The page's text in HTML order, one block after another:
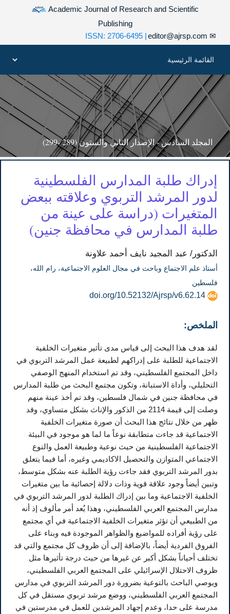
Academic Journal of Research and Scientific
Publishing
✉
المجلد السادس - الإصدار الثاني والستون (289 -299)
إدراك طلبة المدارس الفلسطينية
لدور المرشد التربوي وعلاقته ببعض
المتغيرات (دراسة على عينة من
طلبة المدارس في محافظة جنين)
الدكتور/ عبد المجيد نايف أحمد علاونة
أستاذ علم الاجتماع وباحث في مجال العلوم الاجتماعية، رام الله،
فلسطين
doi.org/10.52132/Ajrsp/v6.62.14
الملخص:
لقد هدف هذا البحث إلى قياس مدى تأثير متغيرات الخلفية
الاجتماعية للطلبة على إدراكهم لطبيعة عمل المرشد التربوي في
داخل المجتمع الفلسطيني، وقد تم استخدام المنهج الوصفي
التحليلي، وأداة الاستبانة، وتكون مجتمع البحث من طلبة المدارس
في محافظة جنين في شمال فلسطين، وقد تم أخذ عينة منهم
وصلت إلى قيمة 2114 من الذكور والإناث بشكل متساوي، وقد
ظهر من خلال نتائج هذا البحث أن صورة متغيرات الخلفية
الاجتماعية قد جاءت متطابقة نوعاً ما لما هو موجود في البيئة
الاجتماعية الفلسطينية من حيث نوعية وطبيعة العمل والنوع
الاجتماعي المتوازن والتحصيل الاكاديمي وغيره، أما فيما يتعلق
بدور المرشد التربوي فقد جاءت رؤية الطلبة عنه بشكل متوسط،
وتبين أيضاً وجود علاقة قوية وذات دلالة إحصائية ما بين متغيرات
الخلفية الاجتماعية وما بين إدراك الطلبة لدور المرشد التربوي في
مدارس المجتمع العربي الفلسطيني، وهذا يُعد أمر مألوف إذ أنه
من الطبيعي أن تؤثر متغيرات الخلفية الاجتماعية في أي مجتمع
على رؤية أفراده للمواضيع والظواهر الموجودة فيه وبناء على
الفروق الفردية أيضاً، بالإضافة إلى أن ظروف كل مجتمع والتي قد
تختلف أحياناً بشكل أكبر عن غيرها من حيث درجة تأثيرها مثل
ظروف الاحتلال الإسرائيلي على المجتمع العربي الفلسطيني،
ويوصي الباحث بالتوعية بضرورة دور المرشد التربوي في مدارس
المجتمع العربي الفلسطيني، ووضع مرشد تربوي مستقل في كل
مدرسة على حدا، وعدم إجهاد المرشدين للعمل في مدرستين في